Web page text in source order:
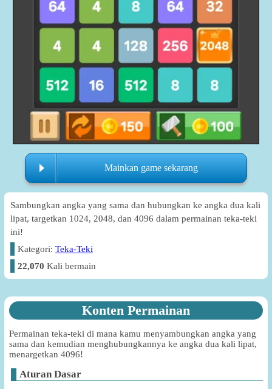
Mainkan game sekarang
Sambungkan angka yang sama dan hubungkan ke angka dua kali
lipat, targetkan 1024, 2048, dan 4096 dalam permainan teka-teki
ini!
Kategori:Teka-Teki
22,070 Kali bermain
Konten Permainan
Permainan teka-teki di mana kamu menyambungkan angka yang
sama dan kemudian menghubungkannya ke angka dua kali lipat,
menargetkan 4096!
Aturan Dasar